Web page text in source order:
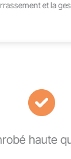
et la
haute